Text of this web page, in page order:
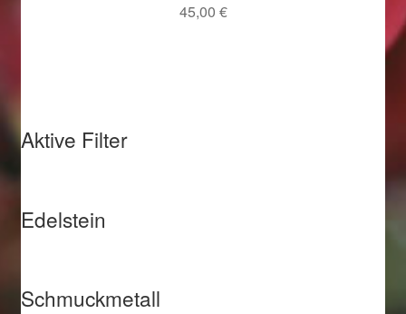
Weihnachtsangebote 2019
Woocommerce Predictive Search
45,00 €
Aktive Filter
Edelstein
Schmuckmetall